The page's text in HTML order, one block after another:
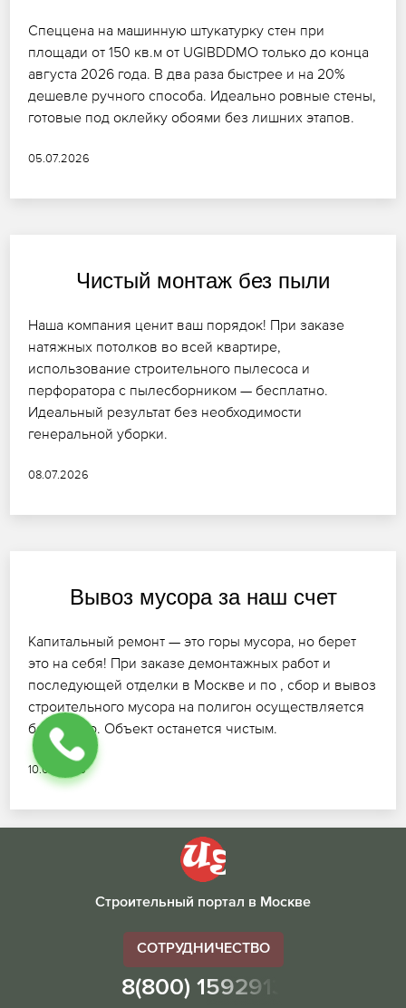
Спеццена на машинную штукатурку стен при
площади от 150 кв.м от UGIBDDMO только до конца
августа 2026 года. В два раза быстрее и на 20%
дешевле ручного способа. Идеально ровные стены,
готовые под оклейку обоями без лишних этапов.
05.07.2026
Чистый монтаж без пыли
Наша компания ценит ваш порядок! При заказе
натяжных потолков во всей квартире,
использование строительного пылесоса и
перфоратора с пылесборником — бесплатно.
Идеальный результат без необходимости
генеральной уборки.
08.07.2026
Вывоз мусора за наш счет
Капитальный ремонт — это горы мусора, но берет
это на себя! При заказе демонтажных работ и
последующей отделки в Москве и по , сбор и вывоз
строительного мусора на полигон осуществляется
бесплатно. Объект останется чистым.
10.07.2026
Строительный портал в Москве
СОТРУДНИЧЕСТВО
8(800) 1592913